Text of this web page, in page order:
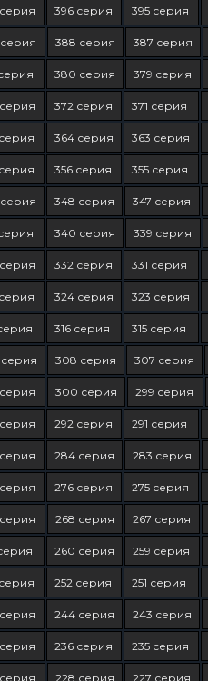
396 серия 395 серия
388 серия 387 серия
380 серия 379 серия
372 серия 371 серия
364 серия 363 серия
356 серия 355 серия
348 серия 347 серия
340 серия 339 серия
332 серия 331 серия
324 серия 323 серия
316 серия 315 серия
308 серия 307 серия
300 серия 299 серия
292 серия 291 серия
284 серия 283 серия
276 серия 275 серия
268 серия 267 серия
260 серия 259 серия
252 серия 251 серия
244 серия 243 серия
236 серия 235 серия
228 серия 227 серия